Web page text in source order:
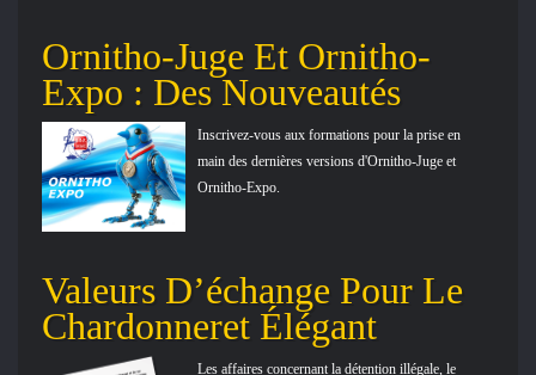
Ornitho-Juge Et Ornitho-
Expo : Des Nouveautés
Inscrivez-vous aux formations pour la prise en
main des dernières versions d'Ornitho-Juge et
Ornitho-Expo.
Valeurs D’échange Pour Le
Chardonneret Élégant
Les affaires concernant la détention illégale, le